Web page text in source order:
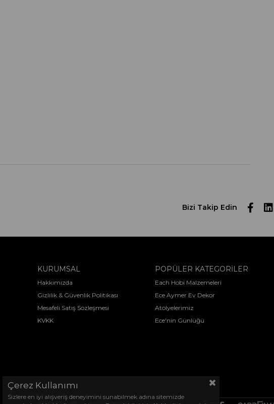
Bizi Takip Edin
KURUMSAL
Hakkımızda
Gizlilik & Güvenlik Politikası
Mesafeli Satış Sözleşmesi
KVKK
POPÜLER KATEGORİLER
Each Hobi Malzemeleri
Ece Aymer Ev Dekor
Atölyelerimiz
Ece'nin Günlüğü
Çerez Kullanımı
Sizlere en iyi alışveriş deneyimini sunabilmek adına sitemizde